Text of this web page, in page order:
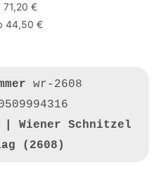
€
44,50 €
wr-2608
| Wiener Schnitzel
(2608)